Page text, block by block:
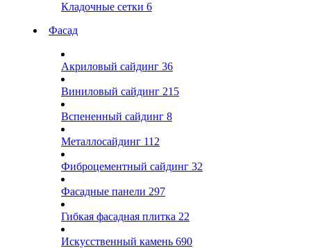
Кладочные сетки 6
Фасад
Акриловый сайдинг 36
Виниловый сайдинг 215
Вспененный сайдинг 8
Металлосайдинг 112
Фиброцементный сайдинг 32
Фасадные панели 297
Гибкая фасадная плитка 22
Искусственный камень 690